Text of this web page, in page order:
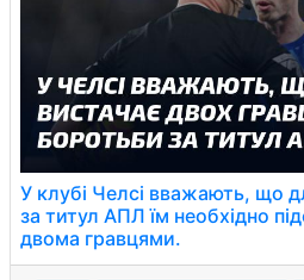
У клубі Челсі вважають, що
за титул АПЛ їм необхідно
двома гравцями.